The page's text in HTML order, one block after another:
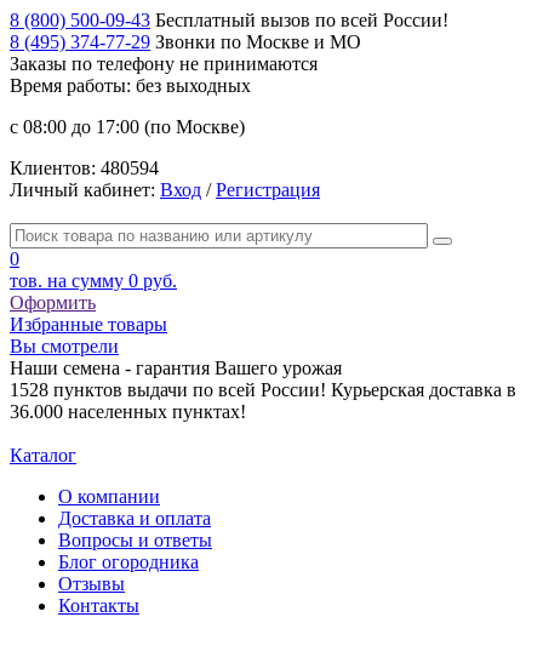
8 (800) 500-09-43 Бесплатный вызов по всей России!
8 (495) 374-77-29 Звонки по Москве и МО
Заказы по телефону не принимаются
Время работы: без выходных
с 08:00 до 17:00 (по Москве)
Клиентов: 480594
Личный кабинет: Вход /Регистрация
0
тов. на сумму 0 руб.
Оформить
Избранные товары
Вы смотрели
Наши семена - гарантия Вашего урожая
1528 пунктов выдачи по всей России! Курьерская доставка в
36.000 населенных пунктах!
Каталог
О компании
Доставка и оплата
Вопросы и ответы
Блог огородника
Отзывы
Контакты